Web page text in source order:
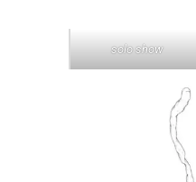
solo show